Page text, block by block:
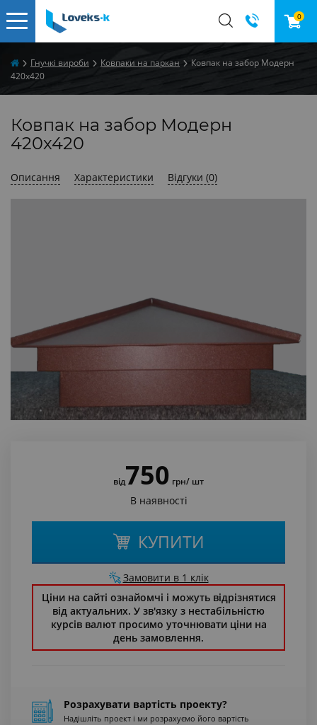
0
Гнучкі вироби Ковпаки на паркан
Ковпак на забор Модерн
420х420
Ковпак на забор Модерн
420х420
Описання Характеристики Відгуки (0)
від750 грн/ шт
В наявності
КУПИТИ
Замовити в 1 клік
Ціни на сайті ознайомчі і можуть відрізнятися
від актуальних. У зв'язку з нестабільністю
курсів валют просимо уточнювати ціни на
день замовлення.
Розрахувати вартість проекту?
Надішліть проект і ми розрахуємо його вартість